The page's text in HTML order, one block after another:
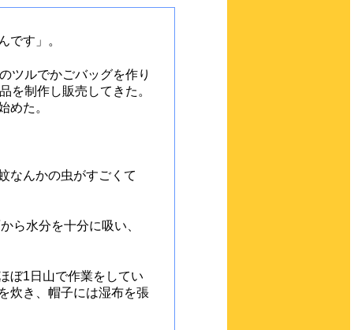
です」。
ツルでかごバッグを作り
を制作し販売してきた。
めた。
なんかの虫がすごくて
ら水分を十分に吸い、
ぼ1日山で作業をしてい
炊き、帽子には湿布を張